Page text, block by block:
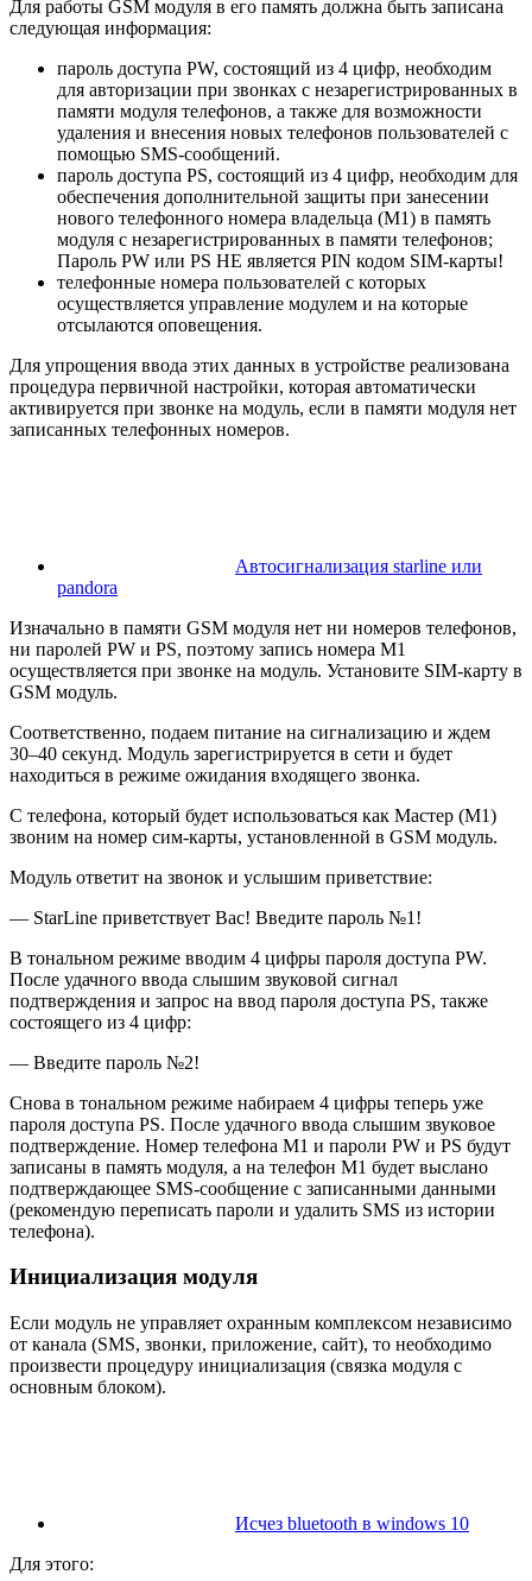
Для работы GSM модуля в его память должна быть записана
следующая информация:
пароль доступа PW, состоящий из 4 цифр, необходим
для авторизации при звонках с незарегистрированных в
памяти модуля телефонов, а также для возможности
удаления и внесения новых телефонов пользователей с
помощью SMS-сообщений.
пароль доступа PS, состоящий из 4 цифр, необходим для
обеспечения дополнительной защиты при занесении
нового телефонного номера владельца (M1) в память
модуля с незарегистрированных в памяти телефонов;
Пароль PW или PS НЕ является PIN кодом SIM-карты!
телефонные номера пользователей с которых
осуществляется управление модулем и на которые
отсылаются оповещения.
Для упрощения ввода этих данных в устройстве реализована
процедура первичной настройки, которая автоматически
активируется при звонке на модуль, если в памяти модуля нет
записанных телефонных номеров.
Автосигнализация starline или
pandora
Изначально в памяти GSM модуля нет ни номеров телефонов,
ни паролей PW и PS, поэтому запись номера М1
осуществляется при звонке на модуль. Установите SIM-карту в
GSM модуль.
Соответственно, подаем питание на сигнализацию и ждем
30–40 секунд. Модуль зарегистрируется в сети и будет
находиться в режиме ожидания входящего звонка.
С телефона, который будет использоваться как Мастер (М1)
звоним на номер сим-карты, установленной в GSM модуль.
Модуль ответит на звонок и услышим приветствие:
— StarLine приветствует Вас! Введите пароль №1!
В тональном режиме вводим 4 цифры пароля доступа PW.
После удачного ввода слышим звуковой сигнал
подтверждения и запрос на ввод пароля доступа PS, также
состоящего из 4 цифр:
— Введите пароль №2!
Снова в тональном режиме набираем 4 цифры теперь уже
пароля доступа PS. После удачного ввода слышим звуковое
подтверждение. Номер телефона М1 и пароли PW и PS будут
записаны в память модуля, а на телефон М1 будет выслано
подтверждающее SMS-сообщение с записанными данными
(рекомендую переписать пароли и удалить SMS из истории
телефона).
Инициализация модуля
Если модуль не управляет охранным комплексом независимо
от канала (SMS, звонки, приложение, сайт), то необходимо
произвести процедуру инициализация (связка модуля с
основным блоком).
Исчез bluetooth в windows 10
Для этого: